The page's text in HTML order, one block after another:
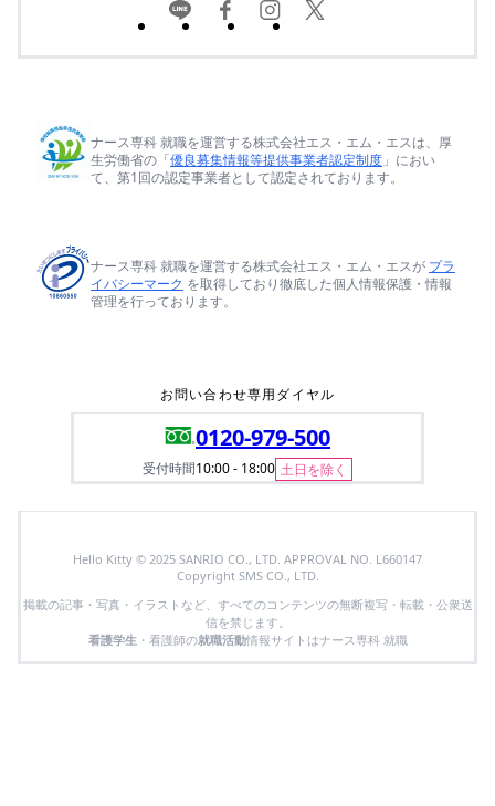
ナース専科 就職を運営する株式会社エス・エム・エスは、厚
生労働省の「優良募集情報等提供事業者認定制度 」におい
て、第1回の認定事業者として認定されております。
ナース専科 就職を運営する株式会社エス・エム・エスが プラ
イバシーマーク を取得しており徹底した個人情報保護・情報
管理を行っております。
お問い合わせ専用ダイヤル
0120-979-500
受付時間10:00 - 18:00 土日を除く
Hello Kitty © 2025 SANRIO CO., LTD. APPROVAL NO. L660147
Copyright SMS CO., LTD.
掲載の記事・写真・イラストなど、すべてのコンテンツの無断複写・転載・公衆送
信を禁じます。
看護学生 ・看護師の就職活動情報サイトはナース専科 就職